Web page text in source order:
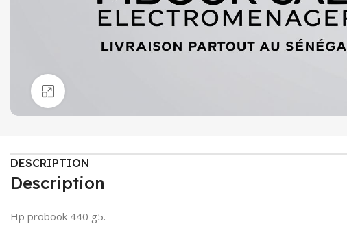
DESCRIPTION
Description
Hp probook 440 g5.